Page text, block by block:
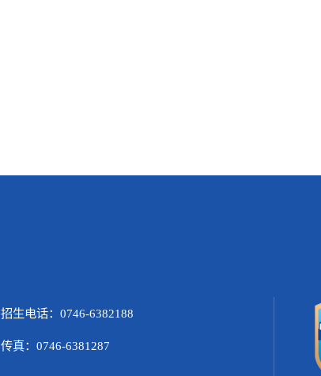
招生电话：0746-6382188
传真：0746-6381287